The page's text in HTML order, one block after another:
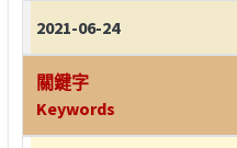
2021-06-24
關鍵字
Keywords